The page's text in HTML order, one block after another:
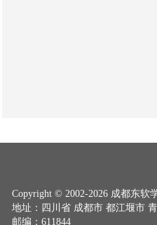
Copyright © 2002-2026 成都东软
地址：四川省 成都市 都江堰市
邮编：611844